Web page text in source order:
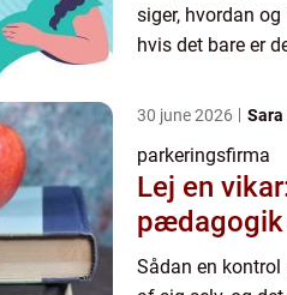
siger, hvordan
hvis det bare er
30 june 2026 Sara
parkeringsfirma
Lej en
pædagogik
Sådan en